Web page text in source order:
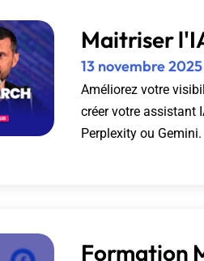
Maitriser
13 novembre
Améliorez votre
créer votre assistant
Perplexity ou Gemini.
Formation